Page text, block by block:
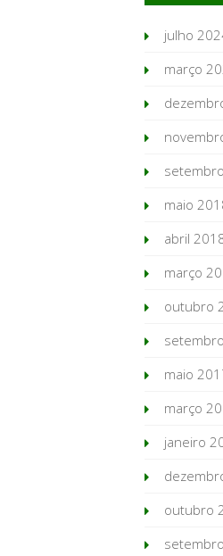
julho
março
maio
abril
março
outubro
maio
março
janeiro
outubro